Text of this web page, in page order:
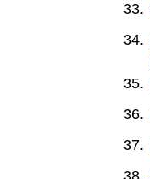
33.
34.
35.
36.
37.
38.